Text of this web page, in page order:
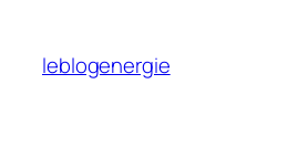
contenu
leblogenergie